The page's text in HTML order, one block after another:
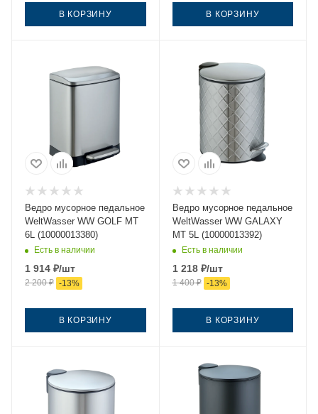
В КОРЗИНУ В КОРЗИНУ
Ведро мусорное педальное
WeltWasser WW GOLF MT
6L (10000013380)
Есть в наличии
1 914 ₽/шт
2 200₽ -13%
В КОРЗИНУ
Ведро мусорное педальное
WeltWasser WW GALAXY
MT 5L (10000013392)
Есть в наличии
1 218₽/шт
1 400₽ -13%
В КОРЗИНУ